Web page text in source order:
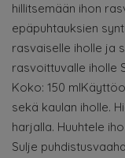
hillitsemään ihon
epäpuhtauksien
rasvaiselle iholle ja
rasvoittuvalle iholle
Koko: 150
sekä kaulan iholle.
harjalla. Huuhtele
Sulje